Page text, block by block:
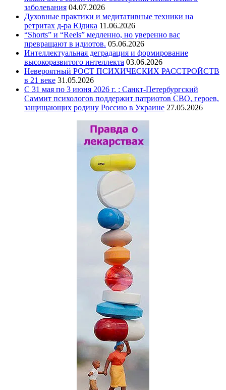
заболевания 04.07.2026
Духовные практики и медитативные техники на
ретритах д-ра Юдика 11.06.2026
“Shorts” и “Reels” медленно, но уверенно вас
превращают в идиотов. 05.06.2026
Интеллектуальная деградация и формирование
высокоразвитого интеллекта 03.06.2026
Невероятный РОСТ ПСИХИЧЕСКИХ РАССТРОЙСТВ
в 21 веке 31.05.2026
С 31 мая по 3 июня 2026 г. : Санкт-Петербургский
Саммит психологов поддержит патриотов СВО, героев,
защищающих родину Россию в Украине 27.05.2026